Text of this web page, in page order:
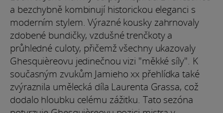
a bezchybně kombinují historickou eleganci s
moderním stylem. Výrazné kousky zahrnovaly
zdobené bundičky, vzdušné trenčkoty a
průhledné culoty, přičemž všechny ukazovaly
Ghesquièreovu jedinečnou vizi "měkké síly". K
současným zvukům Jamieho xx přehlídka také
zvýraznila umělecká díla Laurenta Grassa, což
dodalo hloubku celému zážitku. Tato sezóna